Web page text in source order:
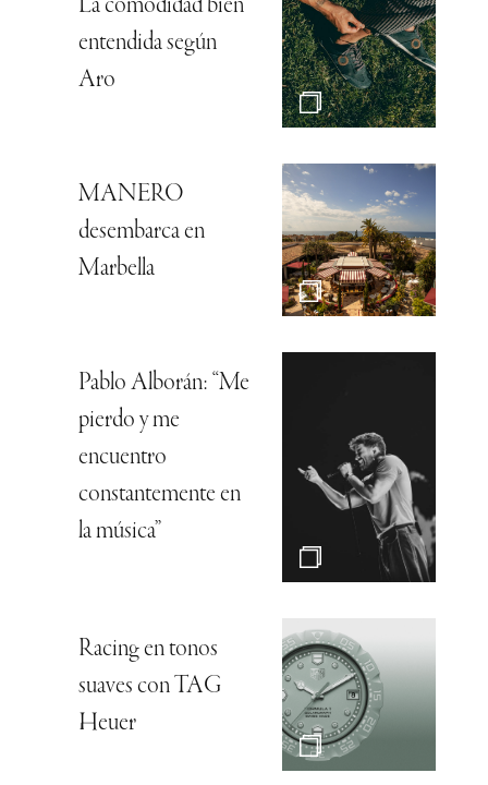
La comodidad bien
entendida según
Aro
MANERO
desembarca en
Marbella
Pablo Alborán: “Me
pierdo y me
encuentro
constantemente en
la música”
Racing en tonos
suaves con TAG
Heuer